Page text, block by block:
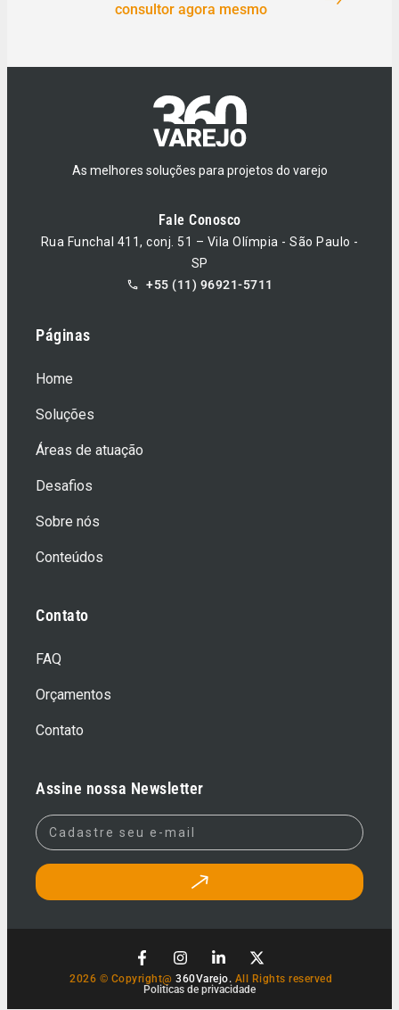
consultor agora mesmo
As melhores soluções para projetos do varejo
Fale Conosco
Rua Funchal 411, conj. 51 – Vila Olímpia - São Paulo -
SP
+55 (11) 96921-5711
Páginas
Home
Soluções
Áreas de atuação
Desafios
Sobre nós
Conteúdos
Contato
FAQ
Orçamentos
Contato
Assine nossa Newsletter
2026 © Copyright@360Varejo. All Rights reserved
Politicas de privacidade